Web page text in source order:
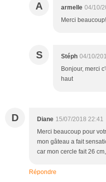
A armelle 04/10/
Merci beaucoup!
S Stéph 04/10/
Bonjour, merci
haut
D Diane 15/07/2018 22:41
Merci beaucoup pour
mon gâteau a fait
car mon cercle fait 26
Répondre